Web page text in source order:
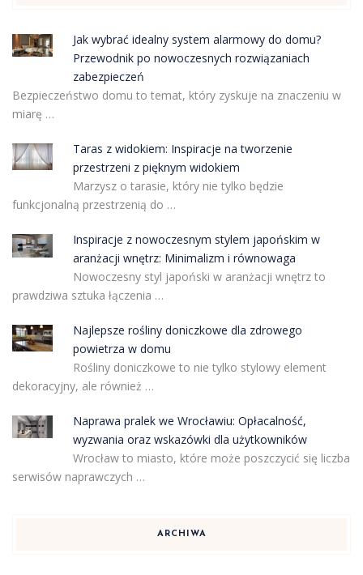
Jak wybrać idealny system alarmowy do domu?
Przewodnik po nowoczesnych rozwiązaniach
zabezpieczeń
Bezpieczeństwo domu to temat, który zyskuje na znaczeniu w
miarę …
Taras z widokiem: Inspiracje na tworzenie
przestrzeni z pięknym widokiem
Marzysz o tarasie, który nie tylko będzie
funkcjonalną przestrzenią do …
Inspiracje z nowoczesnym stylem japońskim w
aranżacji wnętrz: Minimalizm i równowaga
Nowoczesny styl japoński w aranżacji wnętrz to
prawdziwa sztuka łączenia …
Najlepsze rośliny doniczkowe dla zdrowego
powietrza w domu
Rośliny doniczkowe to nie tylko stylowy element
dekoracyjny, ale również …
Naprawa pralek we Wrocławiu: Opłacalność,
wyzwania oraz wskazówki dla użytkowników
Wrocław to miasto, które może poszczycić się liczba
serwisów naprawczych …
ARCHIWA